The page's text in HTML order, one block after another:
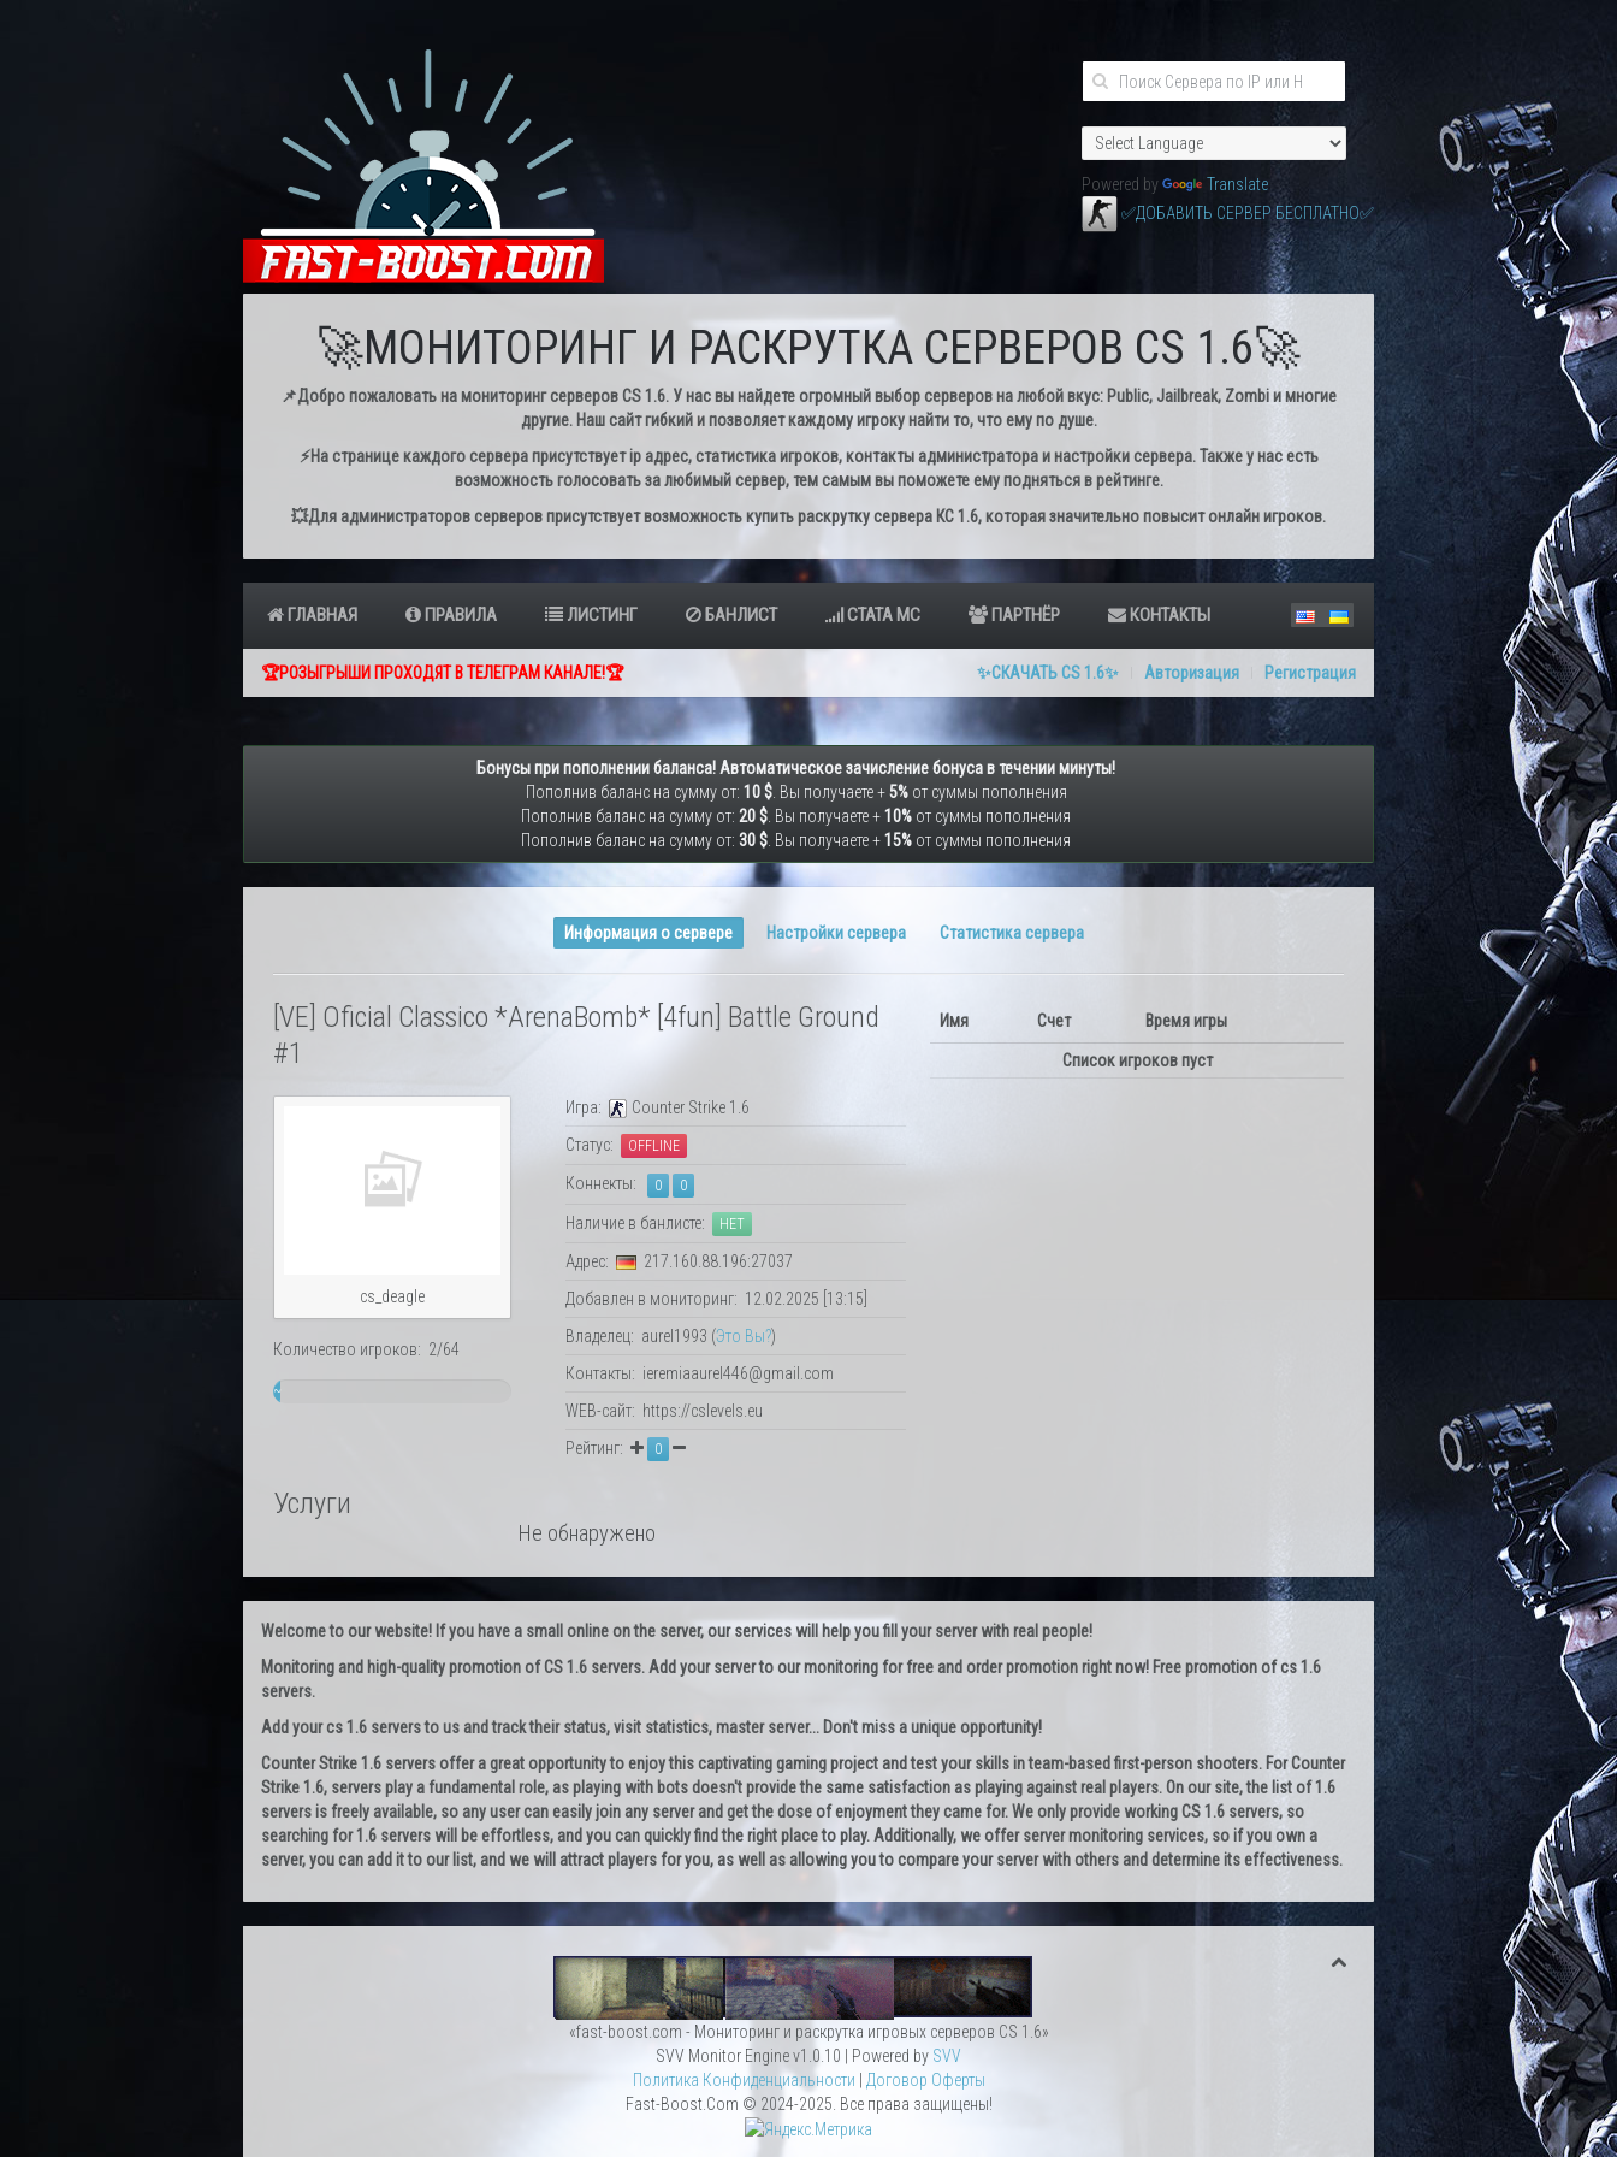
Powered by
Translate
✅ДОБАВИТЬ СЕРВЕР БЕСПЛАТНО✅
🚀МОНИТОРИНГ И РАСКРУТКА СЕРВЕРОВ CS 1.6🚀
📌Добро пожаловать на мониторинг серверов CS 1.6. У нас вы найдете огромный выбор серверов на любой вкус: Public, Jailbreak, Zombi и многие
другие. Наш сайт гибкий и позволяет каждому игроку найти то, что ему по душе.
⚡️На странице каждого сервера присутствует ip адрес, статистика игроков, контакты администратора и настройки сервера. Также у нас есть
возможность голосовать за любимый сервер, тем самым вы поможете ему подняться в рейтинге.
💥Для администраторов серверов присутствует возможность купить раскрутку сервера КС 1.6, которая значительно повысит онлайн игроков.
ГЛАВНАЯ ПРАВИЛА ЛИСТИНГ БАНЛИСТ СТАТА МС ПАРТНЁР КОНТАКТЫ
🏆РОЗЫГРЫШИ ПРОХОДЯТ В ТЕЛЕГРАМ КАНАЛЕ!🏆 ✨СКАЧАТЬ CS 1.6✨ Авторизация Регистрация
Бонусы при пополнении баланса! Автоматическое зачисление бонуса в течении минуты!
Пополнив баланс на сумму от: 10 $. Вы получаете +5%от суммы пополнения
Пополнив баланс на сумму от: 20 $ . Вы получаете +10% от суммы пополнения
Пополнив баланс на сумму от: 30 $ . Вы получаете +15% от суммы пополнения
Информация о сервере Настройки сервера Статистика сервера
[VE] Oficial Classico *ArenaBomb* [4fun] Battle Ground
#1
cs_deagle
Количество игроков: 2/64
~
Игра:
Counter Strike 1.6
Статус:
OFFLINE
Коннекты: 0 0
Наличие в банлисте: НЕТ
Адрес:
217.160.88.196:27037
Добавлен в мониторинг: 12.02.2025 [13:15]
Владелец: aurel1993 (Это Вы?)
Контакты: ieremiaaurel446@gmail.com
WEB-сайт: https://cslevels.eu
Рейтинг:
0
Услуги
Не обнаружено
Имя Счет Время игры
Список игроков пуст
Welcome to our website! If you have a small online on the server, our services will help you fill your server with real people!
Monitoring and high-quality promotion of CS 1.6 servers. Add your server to our monitoring for free and order promotion right now! Free promotion of cs 1.6
servers.
Add your cs 1.6 servers to us and track their status, visit statistics, master server... Don't miss a unique opportunity!
Counter Strike 1.6 servers offer a great opportunity to enjoy this captivating gaming project and test your skills in team-based first-person shooters. For Counter
Strike 1.6, servers play a fundamental role, as playing with bots doesn't provide the same satisfaction as playing against real players. On our site, the list of 1.6
servers is freely available, so any user can easily join any server and get the dose of enjoyment they came for. We only provide working CS 1.6 servers, so
searching for 1.6 servers will be effortless, and you can quickly find the right place to play. Additionally, we offer server monitoring services, so if you own a
server, you can add it to our list, and we will attract players for you, as well as allowing you to compare your server with others and determine its effectiveness.
«fast-boost.com - Мониторинг и раскрутка игровых серверов CS 1.6»
SVV Monitor Engine v1.0.10 | Powered by SVV
Политика Конфиденциальности
Договор Оферты
Fast-Boost.Com © 2024-2025. Все права защищены!